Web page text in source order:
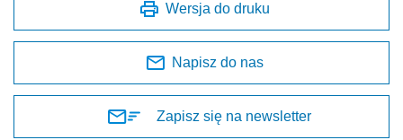
Wersja do druku
Napisz do nas
Zapisz się na newsletter